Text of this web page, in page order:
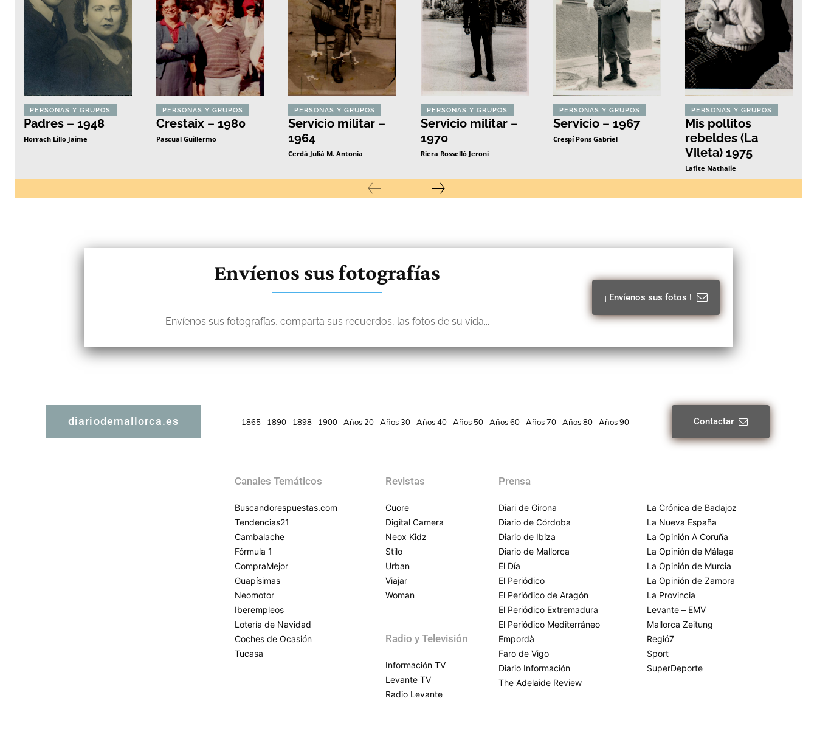
PERSONAS Y GRUPOS
Padres – 1948
Horrach Lillo Jaime
PERSONAS Y GRUPOS
Crestaix – 1980
Pascual Guillermo
PERSONAS Y GRUPOS
Servicio militar –
1964
Cerdá Juliá M. Antonia
PERSONAS Y GRUPOS
Servicio militar –
1970
Riera Rosselló Jeroni
PERSONAS Y GRUPOS
Servicio – 1967
Crespí Pons Gabriel
PERSONAS Y GRUPOS
Mis pollitos
rebeldes (La
Vileta) 1975
Lafite Nathalie
Envíenos sus fotografías
Envíenos sus fotografías, comparta sus recuerdos, las fotos de su vida...
¡ Envíenos sus fotos !
diariodemallorca.es 1865 1890 1898 1900 Años 20 Años 30 Años 40 Años 50 Años 60 Años 70 Años 80 Años 90 Contactar
Canales Temáticos
Buscandorespuestas.com
Tendencias21
Cambalache
Fórmula 1
CompraMejor
Guapísimas
Neomotor
Iberempleos
Lotería de Navidad
Coches de Ocasión
Tucasa
Revistas
Cuore
Digital Camera
Neox Kidz
Stilo
Urban
Viajar
Woman
Radio y Televisión
Información TV
Levante TV
Radio Levante
Prensa
Diari de Girona
Diario de Córdoba
Diario de Ibiza
Diario de Mallorca
El Día
El Periódico
El Periódico de Aragón
El Periódico Extremadura
El Periódico Mediterráneo
Empordà
Faro de Vigo
Diario Información
The Adelaide Review
La Crónica de Badajoz
La Nueva España
La Opinión A Coruña
La Opinión de Málaga
La Opinión de Murcia
La Opinión de Zamora
La Provincia
Levante – EMV
Mallorca Zeitung
Regió7
Sport
SuperDeporte